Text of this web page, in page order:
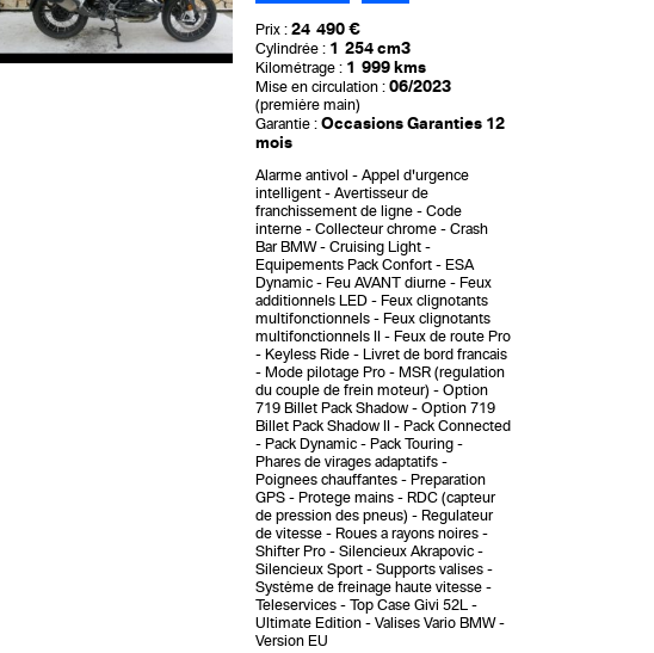
Prix : 24 490 €
Cylindrée : 1 254 cm3
Kilométrage : 1 999 kms
Mise en circulation : 06/2023
(première main)
Garantie : Occasions Garanties 12
mois
Alarme antivol
Appel d'urgence
intelligent
Avertisseur de
franchissement de ligne
Code
interne
Collecteur chrome
Crash
Bar BMW
Cruising Light
Equipements Pack Confort
ESA
Dynamic
Feu AVANT diurne
Feux
additionnels LED
Feux clignotants
multifonctionnels
Feux clignotants
multifonctionnels II
Feux de route Pro
Keyless Ride
Livret de bord francais
Mode pilotage Pro
MSR (regulation
du couple de frein moteur)
Option
719 Billet Pack Shadow
Option 719
Billet Pack Shadow II
Pack Connected
Pack Dynamic
Pack Touring
Phares de virages adaptatifs
Poignees chauffantes
Preparation
GPS
Protege mains
RDC (capteur
de pression des pneus)
Regulateur
de vitesse
Roues a rayons noires
Shifter Pro
Silencieux Akrapovic
Silencieux Sport
Supports valises
Système de freinage haute vitesse
Teleservices
Top Case Givi 52L
Ultimate Edition
Valises Vario BMW
Version EU